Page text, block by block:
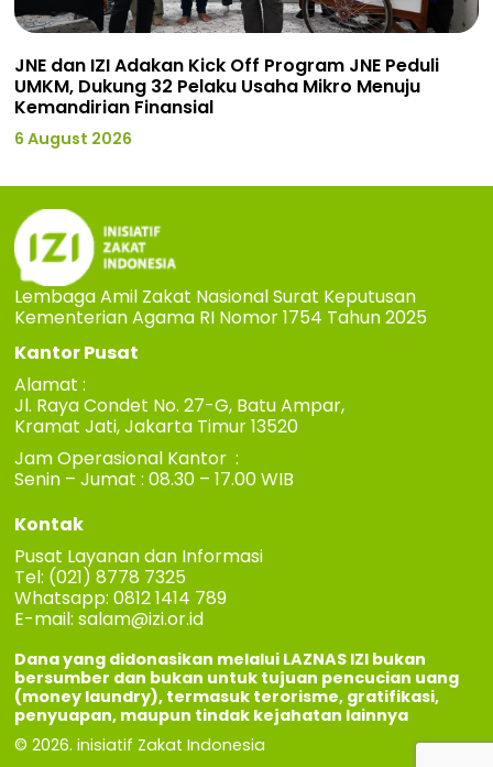
JNE dan IZI Adakan Kick Off Program JNE Peduli
UMKM, Dukung 32 Pelaku Usaha Mikro Menuju
Kemandirian Finansial
6 August 2026
Lembaga Amil Zakat Nasional Surat Keputusan
Kementerian Agama RI Nomor 1754 Tahun 2025
Kantor Pusat
Alamat :
Jl. Raya Condet No. 27-G, Batu Ampar,
Kramat Jati, Jakarta Timur 13520
Jam Operasional Kantor :
Senin – Jumat : 08.30 – 17.00 WIB
Kontak
Pusat Layanan dan Informasi
Tel: (021) 8778 7325
Whatsapp: 0812 1414 789
E-mail:salam@izi.or.id
Dana yang didonasikan melalui LAZNAS IZI bukan
bersumber dan bukan untuk tujuan pencucian uang
(money laundry), termasuk terorisme, gratifikasi,
penyuapan, maupun tindak kejahatan lainnya
© 2026. inisiatif Zakat Indonesia